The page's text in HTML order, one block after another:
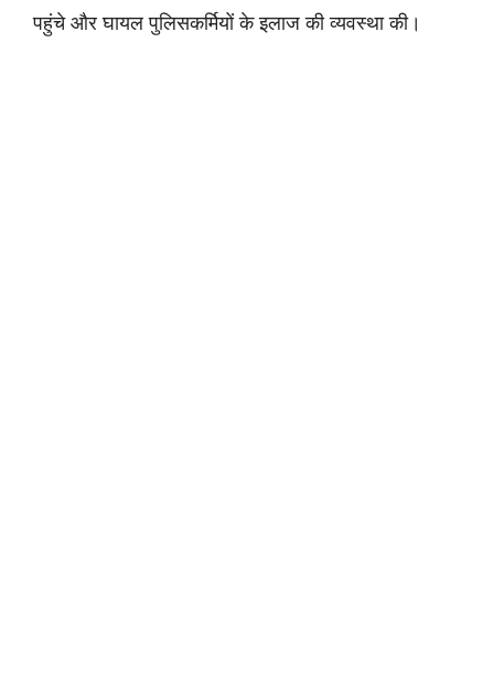
पहुंचे और घायल पुलिसकर्मियों के इलाज की व्यवस्था की।